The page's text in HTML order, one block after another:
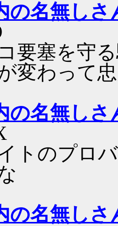
の名無しさ
要塞を守
変わって
の名無しさ
トのプロ
の名無しさ